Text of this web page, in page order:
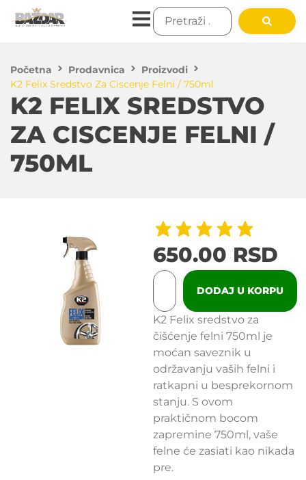
Početna Prodavnica
Proizvodi
K2 Felix Sredstvo Za Ciscenje Felni / 750ml
K2 FELIX SREDSTVO
ZA CISCENJE FELNI /
750ML
650.00 RSD
DODAJ U KORPU
K2 Felix sredstvo za
čišćenje felni 750ml je
moćan saveznik u
održavanju vaših felni i
ratkapni u besprekornom
stanju. S ovom
praktičnom bocom
zapremine 750ml, vaše
felne će zasiati kao nikada
pre.